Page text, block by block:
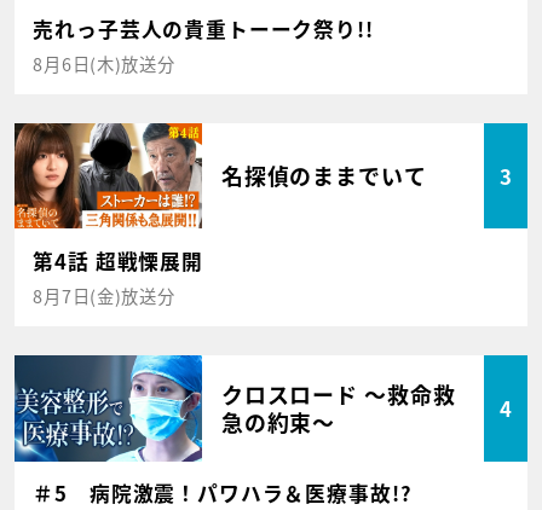
売れっ子芸人の貴重トーーク祭り!!
8月6日(木)放送分
名探偵のままでいて 3
第4話 超戦慄展開
8月7日(金)放送分
クロスロード ～救命救
急の約束～
4
＃5 病院激震！パワハラ＆医療事故!?